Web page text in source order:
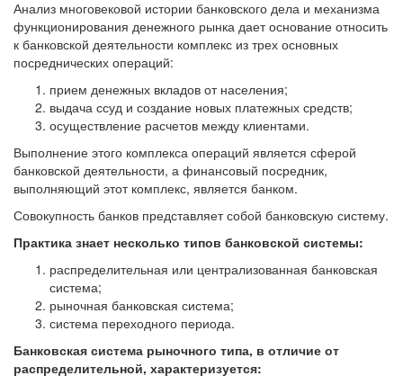
Анализ многовековой истории банковского дела и механизма
функционирования денежного рынка дает основание относить
к банковской деятельности комплекс из трех основных
посреднических операций:
прием денежных вкладов от населения;
выдача ссуд и создание новых платежных средств;
осуществление расчетов между клиентами.
Выполнение этого комплекса операций является сферой
банковской деятельности, а финансовый посредник,
выполняющий этот комплекс, является банком.
Совокупность банков представляет собой банковскую систему.
Практика знает несколько типов банковской системы:
распределительная или централизованная банковская
система;
рыночная банковская система;
система переходного периода.
Банковская система рыночного типа, в отличие от
распределительной, характеризуется: